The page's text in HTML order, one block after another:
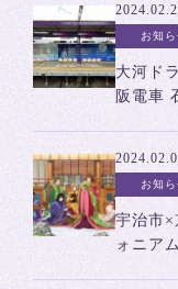
お知ら
大河ド
阪電車
お知ら
宇治市×
ォニア